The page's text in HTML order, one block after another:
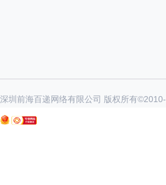
深圳前海百递网络有限公司 版权所有©2010-